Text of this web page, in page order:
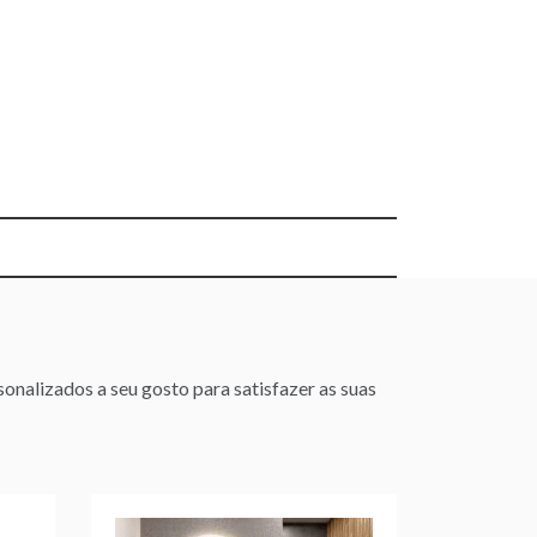
a seu gosto para satisfazer as suas